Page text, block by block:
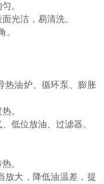
。
光洁，易清洗。
。
热油炉、循环泵、膨胀
。
低位放油、过滤器。
。
放大，降低油温差，提